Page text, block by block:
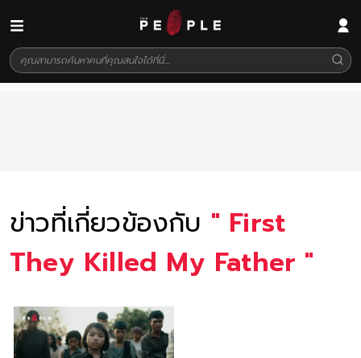
ข่าวที่เกี่ยวข้องกับ " First
They Killed My Father "